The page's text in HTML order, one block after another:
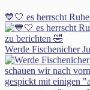
💙🤍 es herrscht
Werde Fischenicher